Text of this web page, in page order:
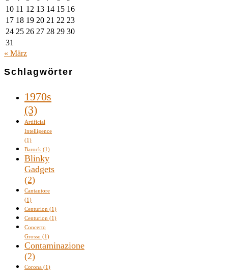
10 11 12 13 14 15 16
17 18 19 20 21 22 23
24 25 26 27 28 29 30
31
« März
Schlagwörter
1970s
(3)
Artificial
Intelligence
(1)
Barock (1)
Blinky
Gadgets
(2)
Cantautore
(1)
Centurion (1)
Centurion (1)
Concerto
Grosso (1)
Contaminazione
(2)
Corona (1)